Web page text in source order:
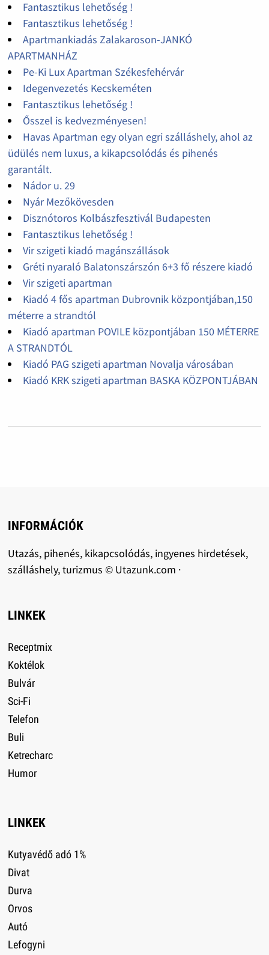
Fantasztikus lehetőség !
Fantasztikus lehetőség !
Apartmankiadás Zalakaroson-JANKÓ
APARTMANHÁZ
Pe-Ki Lux Apartman Székesfehérvár
Idegenvezetés Kecskeméten
Fantasztikus lehetőség !
Ősszel is kedvezményesen!
Havas Apartman egy olyan egri szálláshely, ahol az
üdülés nem luxus, a kikapcsolódás és pihenés
garantált.
Nádor u. 29
Nyár Mezőkövesden
Disznótoros Kolbászfesztivál Budapesten
Fantasztikus lehetőség !
Vir szigeti kiadó magánszállások
Gréti nyaraló Balatonszárszón 6+3 fő részere kiadó
Vir szigeti apartman
Kiadó 4 fős apartman Dubrovnik központjában,150
méterre a strandtól
Kiadó apartman POVILE központjában 150 MÉTERRE
A STRANDTÓL
Kiadó PAG szigeti apartman Novalja városában
Kiadó KRK szigeti apartman BASKA KÖZPONTJÁBAN
INFORMÁCIÓK
Utazás, pihenés, kikapcsolódás, ingyenes hirdetések,
szálláshely, turizmus © Utazunk.com ·
LINKEK
Receptmix
Koktélok
Bulvár
Sci-Fi
Telefon
Buli
Ketrecharc
Humor
LINKEK
Kutyavédő adó 1%
Divat
Durva
Orvos
Autó
Lefogyni